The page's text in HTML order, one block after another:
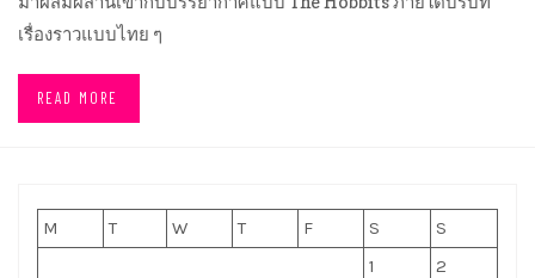
เรื่องราวแบบไทย ๆ
READ MORE
M T W T F S
S
1
2